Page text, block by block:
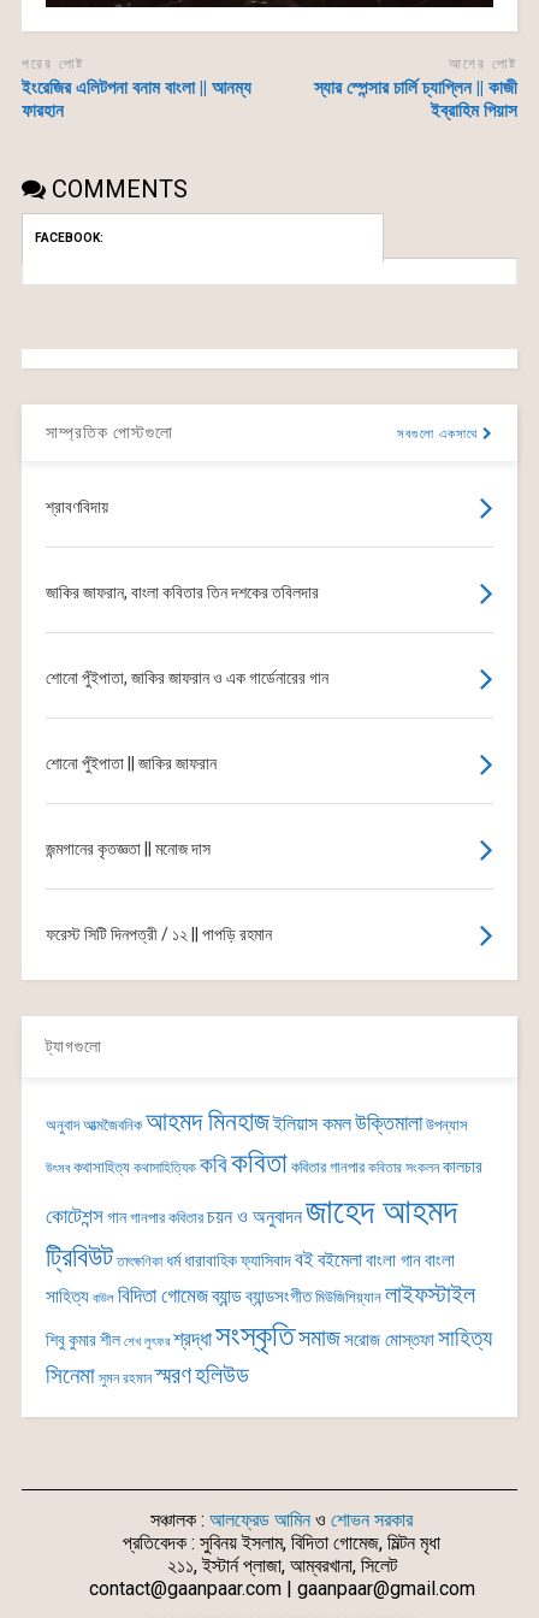
পরের পোষ্ট
ইংরেজির এলিটপনা বনাম বাংলা || আনম্য
ফারহান
আগের পোষ্ট
স্যার স্পেন্সার চার্লি চ্যাপ্লিন || কাজী
ইব্রাহিম পিয়াস
COMMENTS
FACEBOOK:
সাম্প্রতিক পোস্টগুলো সবগুলো একসাথে
শ্রাবণবিদায়
জাকির জাফরান, বাংলা কবিতার তিন দশকের তবিলদার
শোনো পুঁইপাতা, জাকির জাফরান ও এক গার্ডেনারের গান
শোনো পুঁইপাতা || জাকির জাফরান
জন্মগানের কৃতজ্ঞতা || মনোজ দাস
ফরেস্ট সিটি দিনপত্রী / ১২ || পাপড়ি রহমান
ট্যাগগুলো
অনুবাদ আত্মজৈবনিক আহমদ মিনহাজইলিয়াস কমলউক্তিমালা উপন্যাস
উৎসব কথাসাহিত্য কথাসাহিত্যিক কবিকবিতা কবিতার গানপার কবিতার সংকলন কালচার
কোটেশন্সগান গানপার কবিতার চয়ন ও অনুবাদনজাহেদ আহমদ
ট্রিবিউট তাৎক্ষণিকা ধর্ম ধারাবাহিকফ্যাসিবাদবইবইমেলাবাংলা গানবাংলা
সাহিত্য বাউল বিদিতা গোমেজব্যান্ডব্যান্ডসংগীত মিউজিশিয়্যান লাইফস্টাইল
শিবু কুমার শীল শেখ লুৎফর শ্রদ্ধাসংস্কৃতিসমাজসরোজ মোস্তফাসাহিত্য
সিনেমা সুমন রহমান স্মরণহলিউড
সঞ্চালক : আলফ্রেড আমিনও শোভন সরকার
প্রতিবেদক : সুবিনয় ইসলাম, বিদিতা গোমেজ, মিল্টন মৃধা
২১১, ইস্টার্ন প্লাজা, আম্বরখানা, সিলেট
contact@gaanpaar.com | gaanpaar@gmail.com